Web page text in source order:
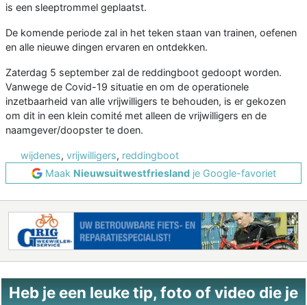
is een sleeptrommel geplaatst.
De komende periode zal in het teken staan van trainen, oefenen
en alle nieuwe dingen ervaren en ontdekken.
Zaterdag 5 september zal de reddingboot gedoopt worden.
Vanwege de Covid-19 situatie en om de operationele
inzetbaarheid van alle vrijwilligers te behouden, is er gekozen
om dit in een klein comité met alleen de vrijwilligers en de
naamgever/doopster te doen.
wijdenes, vrijwilligers, reddingboot
Maak Nieuwsuitwestfrieslandje Google-favoriet
Heb je een leuke tip, foto of video die je